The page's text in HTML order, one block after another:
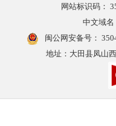
网站标识码：
中文域名
闽公网安备号：
地址：大田县凤山